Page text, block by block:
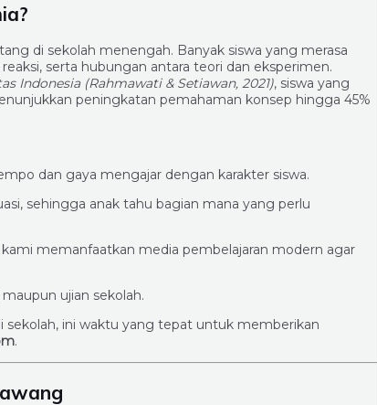
di sekolah menengah. Banyak siswa yang merasa
serta hubungan antara teori dan eksperimen.
Indonesia (Rahmawati & Setiawan, 2021), siswa yang
peningkatan pemahaman konsep hingga 45%
dan gaya mengajar dengan karakter siswa.
sehingga anak tahu bagian mana yang perlu
kami memanfaatkan media pembelajaran modern agar
maupun ujian sekolah.
sekolah, ini waktu yang tepat untuk memberikan
.